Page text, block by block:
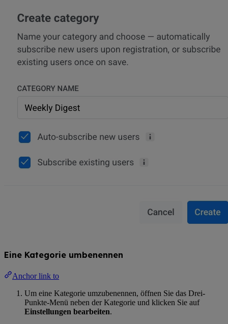
Eine Kategorie umbenennen
Anchor link to
Um eine Kategorie umzubenennen, öffnen Sie das Drei-
Punkte-Menü neben der Kategorie und klicken Sie auf
Einstellungen bearbeiten.